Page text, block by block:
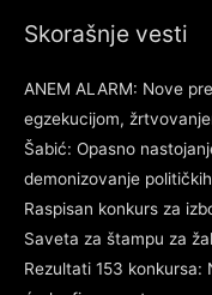
Skorašnje vesti
ANEM ALARM: Nove
egzekucijom,
Šabić: Opasno
demonizovanje
Raspisan konkurs za
Saveta za štampu za
Rezultati 153